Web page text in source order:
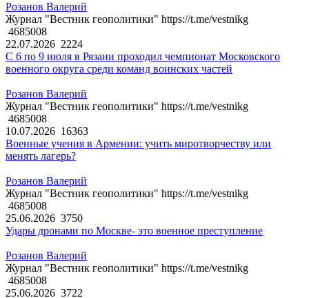
Розанов Валерий
Журнал "Вестник геополитики" https://t.me/vestnikg
4685008
22.07.2026 2224
С 6 по 9 июля в Рязани проходил чемпионат Московского
военного округа среди команд воинских частей
Розанов Валерий
Журнал "Вестник геополитики" https://t.me/vestnikg
4685008
10.07.2026 16363
Военные учения в Армении: учить миротворчеству или
менять лагерь?
Розанов Валерий
Журнал "Вестник геополитики" https://t.me/vestnikg
4685008
25.06.2026 3750
Удары дронами по Москве- это военное преступление
Розанов Валерий
Журнал "Вестник геополитики" https://t.me/vestnikg
4685008
25.06.2026 3722